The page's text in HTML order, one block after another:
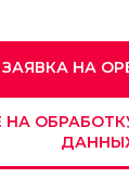
ЗАЯВКА НА
НА